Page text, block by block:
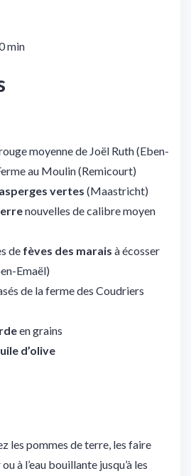
min
moyenne de Joël Ruth (Eben-
au Moulin (Remicourt)
asperges vertes (Maastricht)
nouvelles de calibre moyen
de fèves des marais à écosser
Emaël)
de la ferme des Coudriers
en grains
d’olive
les pommes de terre, les faire
à l’eau bouillante jusqu’à les